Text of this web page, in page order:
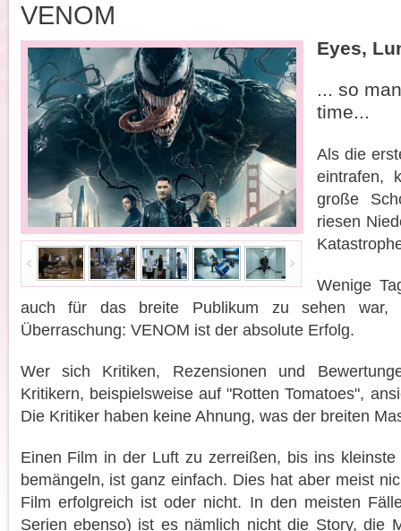
VENOM
Eyes,
... so
time...
Als die
eintrafen,
große
riesen
Wenige
auch für das breite Publikum zu sehen war,
Überraschung: VENOM ist der absolute Erfolg.
Wer sich Kritiken, Rezensionen und
Kritikern, beispielsweise auf "Rotten Tomatoes",
Die Kritiker haben keine Ahnung, was der breiten
Einen Film in der Luft zu zerreißen, bis ins
bemängeln, ist ganz einfach. Dies hat aber meist
Film erfolgreich ist oder nicht. In den meisten
Serien ebenso) ist es nämlich nicht die Story, die